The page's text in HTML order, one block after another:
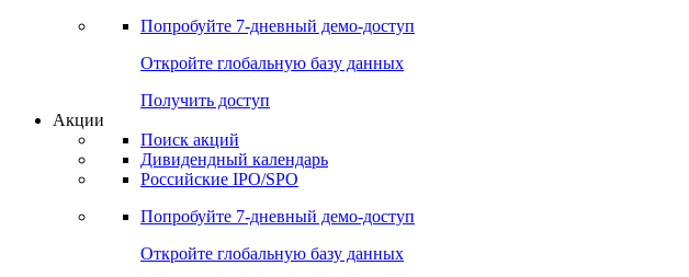
Попробуйте 7-дневный демо-доступ
Откройте глобальную базу данных
Получить доступ
Акции
Поиск акций
Дивидендный календарь
Российские IPO/SPO
Попробуйте 7-дневный демо-доступ
Откройте глобальную базу данных